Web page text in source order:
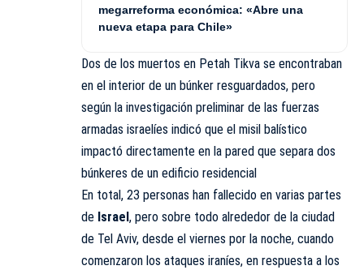
megarreforma económica: «Abre una
nueva etapa para Chile»
Dos de los muertos en Petah Tikva se encontraban
en el interior de un búnker resguardados, pero
según la investigación preliminar de las fuerzas
armadas israelíes indicó que el misil balístico
impactó directamente en la pared que separa dos
búnkeres de un edificio residencial
En total, 23 personas han fallecido en varias partes
de Israel, pero sobre todo alrededor de la ciudad
de Tel Aviv, desde el viernes por la noche, cuando
comenzaron los ataques iraníes, en respuesta a los